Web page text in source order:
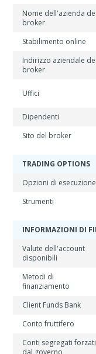
Nome dell'azienda del
broker
Stabilimento online
Indirizzo aziendale del
broker
Uffici
Dipendenti
Sito del broker
TRADING OPTIONS
Opzioni di esecuzione
Strumenti
INFORMAZIONI DI
Valute dell'account
disponibili
Metodi di
finanziamento
Client Funds Bank
Conto fruttifero
Conti segregati forzati
dal governo